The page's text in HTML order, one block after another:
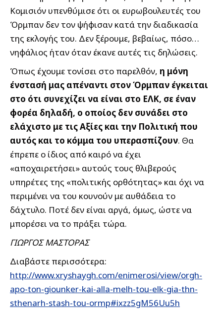
Κομισιόν υπενθύμισε ότι οι ευρωβουλευτές του
Όρμπαν δεν τον ψήφισαν κατά την διαδικασία
της εκλογής του. Δεν ξέρουμε, βεβαίως, πόσο…
νηφάλιος ήταν όταν έκανε αυτές τις δηλώσεις.
Όπως έχουμε τονίσει στο παρελθόν, η μόνη
ένστασή μας απέναντι στον Όρμπαν έγκειται
στο ότι συνεχίζει να είναι στο ΕΛΚ, σε έναν
φορέα δηλαδή, ο οποίος δεν συνάδει στο
ελάχιστο με τις Αξίες και την Πολιτική που
αυτός και το κόμμα του υπερασπίζουν. Θα
έπρεπε ο ίδιος από καιρό να έχει
«αποχαιρετήσει» αυτούς τους θλιβερούς
υπηρέτες της «πολιτικής ορθότητας» και όχι να
περιμένει να του κουνούν με αυθάδεια το
δάχτυλο. Ποτέ δεν είναι αργά, όμως, ώστε να
μπορέσει να το πράξει τώρα.
ΓΙΩΡΓΟΣ ΜΑΣΤΟΡΑΣ
Διαβάστε περισσότερα:
http://www.xryshaygh.com/enimerosi/view/orgh-
apo-ton-giounker-kai-alla-melh-tou-elk-gia-thn-
sthenarh-stash-tou-ormp#ixzz5gM56Uu5h